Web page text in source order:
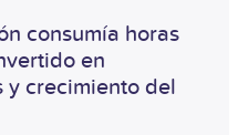
consumía horas
en
y crecimiento del